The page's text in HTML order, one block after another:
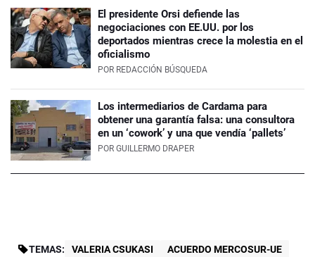
El presidente Orsi defiende las
negociaciones con EE.UU. por los
deportados mientras crece la molestia en el
oficialismo
POR REDACCIÓN BÚSQUEDA
Los intermediarios de Cardama para
obtener una garantía falsa: una consultora
en un ‘cowork’ y una que vendía ‘pallets’
POR GUILLERMO DRAPER
TEMAS: VALERIA CSUKASI
ACUERDO MERCOSUR-UE